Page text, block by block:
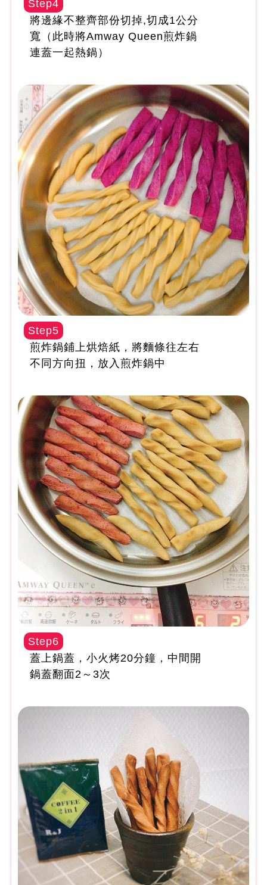
Step4
將邊緣不整齊部份切掉,切成1公分
寬（此時將Amway Queen煎炸鍋
連蓋一起熱鍋）
Step5
煎炸鍋鋪上烘焙紙，將麵條往左右
不同方向扭，放入煎炸鍋中
Step6
蓋上鍋蓋，小火烤20分鐘，中間開
鍋蓋翻面2～3次